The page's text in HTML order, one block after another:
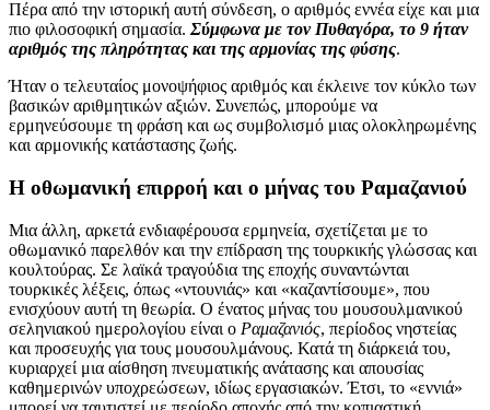
Πέρα από την ιστορική αυτή σύνδεση, ο αριθμός εννέα είχε και μια
πιο φιλοσοφική σημασία. Σύμφωνα με τον Πυθαγόρα, το 9 ήταν
αριθμός της πληρότητας και της αρμονίας της φύσης.
Ήταν ο τελευταίος μονοψήφιος αριθμός και έκλεινε τον κύκλο των
βασικών αριθμητικών αξιών. Συνεπώς, μπορούμε να
ερμηνεύσουμε τη φράση και ως συμβολισμό μιας ολοκληρωμένης
και αρμονικής κατάστασης ζωής.
Η οθωμανική επιρροή και ο μήνας του Ραμαζανιού
Μια άλλη, αρκετά ενδιαφέρουσα ερμηνεία, σχετίζεται με το
οθωμανικό παρελθόν και την επίδραση της τουρκικής γλώσσας και
κουλτούρας. Σε λαϊκά τραγούδια της εποχής συναντώνται
τουρκικές λέξεις, όπως «ντουνιάς» και «καζαντίσουμε», που
ενισχύουν αυτή τη θεωρία. Ο ένατος μήνας του μουσουλμανικού
σεληνιακού ημερολογίου είναι ο Ραμαζανιός, περίοδος νηστείας
και προσευχής για τους μουσουλμάνους. Κατά τη διάρκειά του,
κυριαρχεί μια αίσθηση πνευματικής ανάτασης και απουσίας
καθημερινών υποχρεώσεων, ιδίως εργασιακών. Έτσι, το «εννιά»